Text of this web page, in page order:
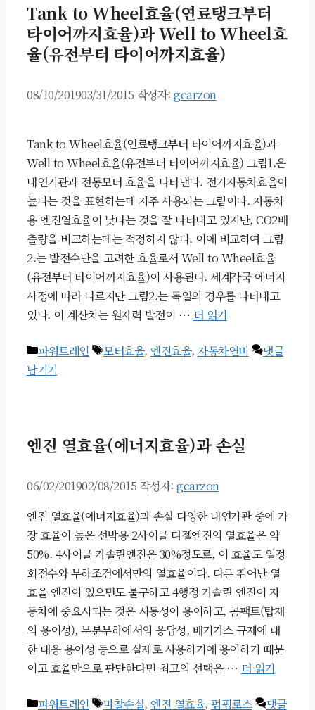
Tank to Wheel효율(연료탱크부터
타이어까지효율)과 Well to Wheel효
율(유전부터 타이어까지효율)
08/10/201903/31/2015 작성자: gcarzon
Tank to Wheel효율(연료탱크부터 타이어까지효율)과
Well to Wheel효율(유전부터 타이어까지효율) 그림1.은
내연기관과 전동모터 효율을 나타낸다. 전기자동차효율이
높다는 것을 표현하는데 자주 사용되는 그림이다. 자동차
용 엔진열효율이 낮다는 것을 잘 나타내고 있지만, CO2배
출량을 비교하는데는 적정하지 않다. 이에 비교하여 그림
2.는 발전수단을 고려한 효율로서 Well to Wheel효율
(유전부터 타이어까지효율)이 사용된다. 세계각국 에너지
사정에 따라 다르지만 그림2.는 독일의 경우를 나타내고
있다. 이 계산치는 원자력 발전이 … 더 읽기
카
테
파워트레인
태
모터효율, 엔진효율, 자동차연비
댓글
남기기
엔진 열효율(에너지효율)과 손실
06/02/201902/08/2015 작성자: gcarzon
엔진 열효율(에너지효율)과 손실 다양한 내연가관 중에 가
장 효율이 높은 선박용 2사이클 디젤엔진의 열효율은 약
50%. 4사이클 가솔린엔진은 30%정도로, 이 효율도 일정
회전수와 부하조건에서만의 열효율이다. 다른 뛰어난 열
효율 엔진이 있으면도 불구하고 4행정 가솔린 엔진이 자
동차에 중요시되는 것은 시동성이 용이하고, 콤팩트(탑재
의 용이성), 부분부하에서의 응답성, 배기가스 규제에 대
한 대응 용이성 등으로 실제로 사용하기에 용이하기 때문
이고 효율만으로 판단한다면 최고의 선택은 … 더 읽기
카
파워트레인 태
마찰손실, 엔진 열효율, 펌핑로스 댓글